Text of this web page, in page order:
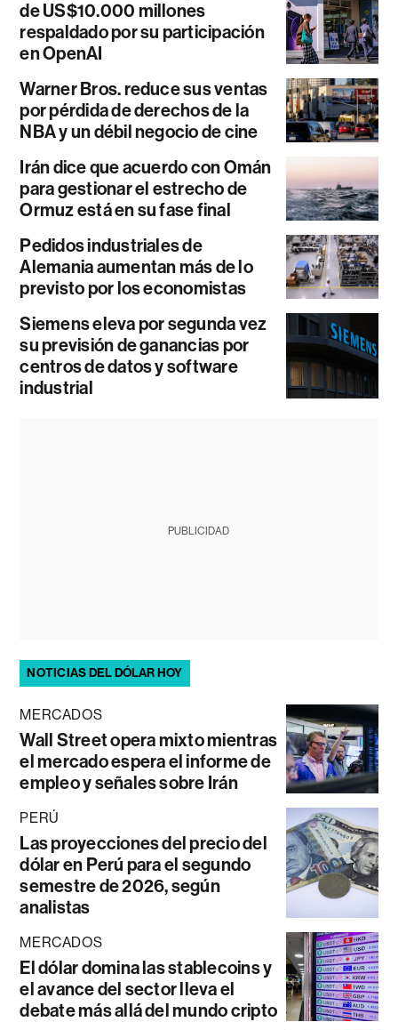
de US$10.000 millones
respaldado por su participación
en OpenAI
Warner Bros. reduce sus ventas
por pérdida de derechos de la
NBA y un débil negocio de cine
Irán dice que acuerdo con Omán
para gestionar el estrecho de
Ormuz está en su fase final
Pedidos industriales de
Alemania aumentan más de lo
previsto por los economistas
Siemens eleva por segunda vez
su previsión de ganancias por
centros de datos y software
industrial
PUBLICIDAD
NOTICIAS DEL DÓLAR HOY
MERCADOS
Wall Street opera mixto mientras
el mercado espera el informe de
empleo y señales sobre Irán
PERÚ
Las proyecciones del precio del
dólar en Perú para el segundo
semestre de 2026, según
analistas
MERCADOS
El dólar domina las stablecoins y
el avance del sector lleva el
debate más allá del mundo cripto